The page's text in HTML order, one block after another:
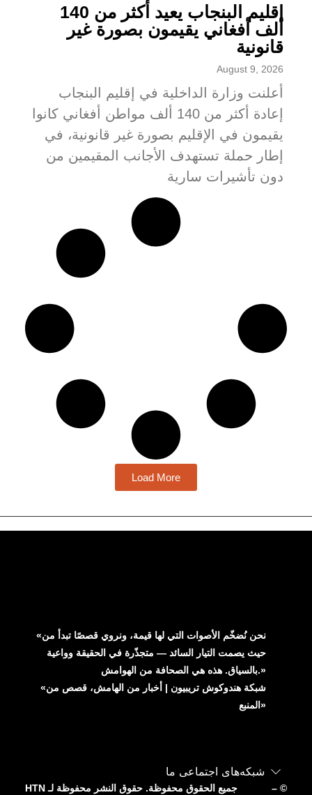
إقليم البنجاب يعيد أكثر من 140
ألف أفغاني يقيمون بصورة غير
قانونية
August 9, 2026
أعلنت وزارة الداخلية في إقليم البنجاب
إعادة أكثر من 140 ألف مواطن أفغاني كانوا
يقيمون في الإقليم بصورة غير قانونية، في
إطار حملة تستهدف الأجانب المقيمين من
دون تأشيرات سارية
Load More
شبکه‌های اجتماعی ما
– ©
جميع الحقوق محفوظة. حقوق النشر محفوظة لـ HTN
«نحن نُضخّم الأصوات التي لها قيمة، ونروي قصصًا تبدأ من
حيث يصمت التيار السائد — متجذّرة في الحقيقة وواعية
بالسياق. هذه هي الصحافة من الهوامش.»
«شبكة هندوكوش تريبيون | أخبار من الهامش، قصص من
المنبع»